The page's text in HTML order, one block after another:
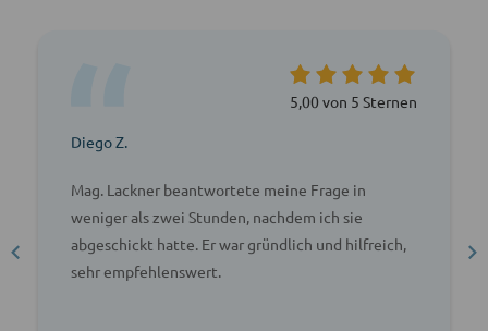
5,00 von 5 Sternen
Diego Z.
Mag. Lackner beantwortete meine Frage in
weniger als zwei Stunden, nachdem ich sie
abgeschickt hatte. Er war gründlich und hilfreich,
sehr empfehlenswert.